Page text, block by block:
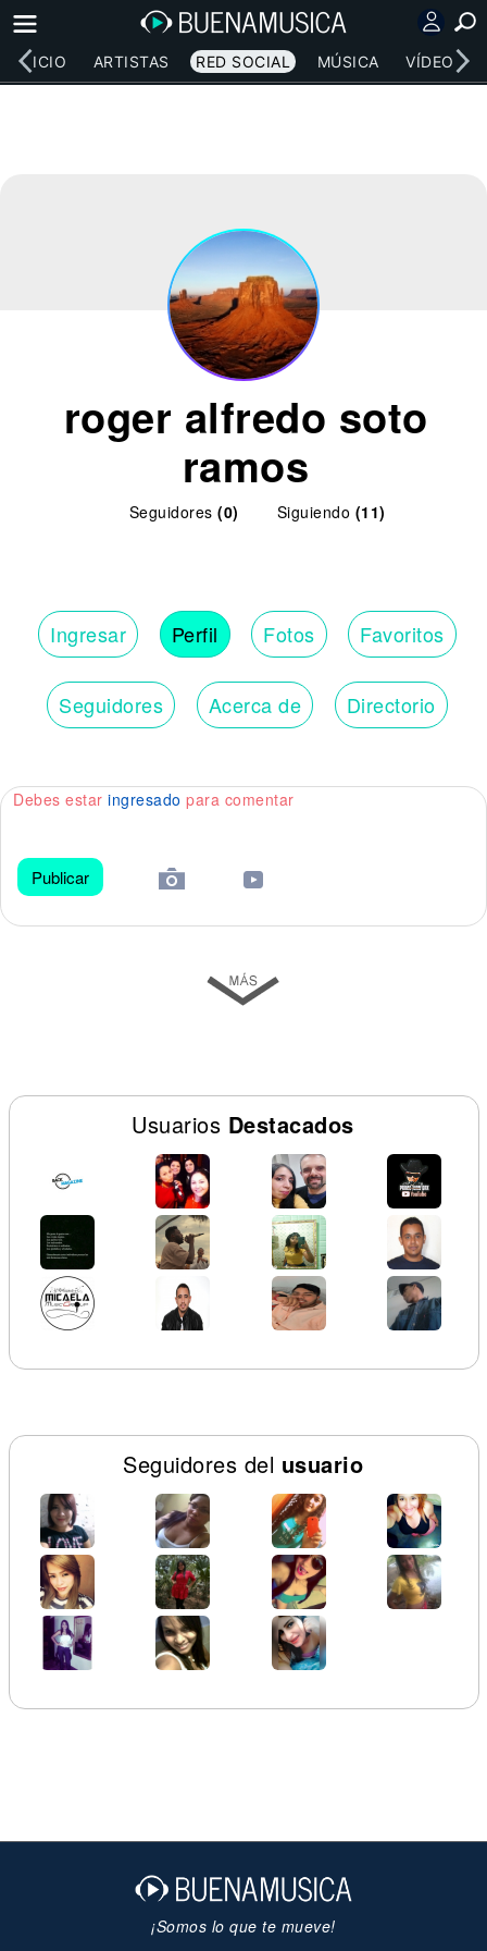
INICIO ARTISTAS RED SOCIAL MÚSICA VÍDEOS
roger alfredo soto
ramos
Seguidores (0) Siguiendo (11)
Ingresar Perfil Fotos Favoritos
Seguidores Acerca de Directorio
Debes estar ingresado para comentar
Publicar
Usuarios Destacados
Seguidores del usuario
¡Somos lo que te mueve!